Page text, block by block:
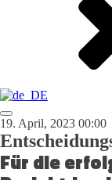
19. April, 2023 00:00
Für die